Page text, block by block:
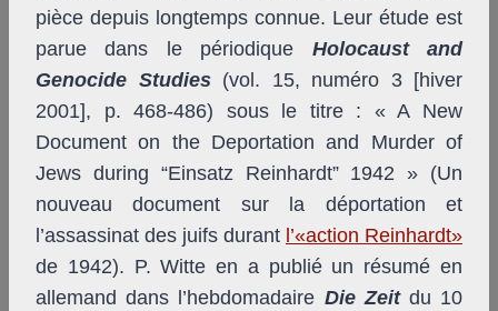
pièce depuis longtemps connue. Leur étude est
parue dans le périodique Holocaust and
Genocide Studies(vol. 15, numéro 3 [hiver
2001], p. 468-486) sous le titre : « A New
Document on the Deportation and Murder of
Jews during “Einsatz Reinhardt” 1942 » (Un
nouveau document sur la déportation et
l’assassinat des juifs durant l’«action Reinhardt»
de 1942). P. Witte en a publié un résumé en
allemand dans l’hebdomadaire Die Zeitdu 10